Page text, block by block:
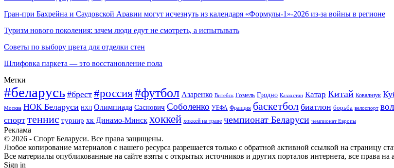
Гран-при Бахрейна и Саудовской Аравии могут исчезнуть из календаря «Формулы-1»-2026 из-за войны в регионе
Туризм нового поколения: зачем люди едут не смотреть, а испытывать
Советы по выбору цвета для отделки стен
Шлифовка паркета — это восстановление пола
Метки
#беларусь #брест #россия#футбол Азаренко Витебск Гомель Гродно Казахстан Катар Китай Ковальчук
Москва НОК Беларуси НХЛ Олимпиада Саснович Соболенко УЕФА Франция баскетбол биатлон борьба велоспорт
спорт теннис турнир хк Динамо-Минск хоккей хоккей на траве чемпионат Беларуси чемпионат Европы
Реклама
© 2026 - Спорт Беларуси. Все права защищены.
Любое копирование материалов с нашего ресурса разрешается только с обратной активной ссылкой на страницу
Все материалы опубликованные на сайте взяты с открытых источников и других порталов интернета, все права
Sign in